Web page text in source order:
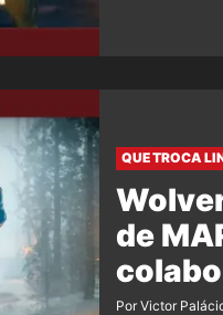
QUE TROCA
de
Por Victor